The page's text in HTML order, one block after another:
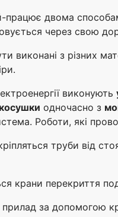
працює двома
через свою
виконані з різних
виконують
одночасно з
Роботи, які
труби від
крани перекриття
прилад за допомогою